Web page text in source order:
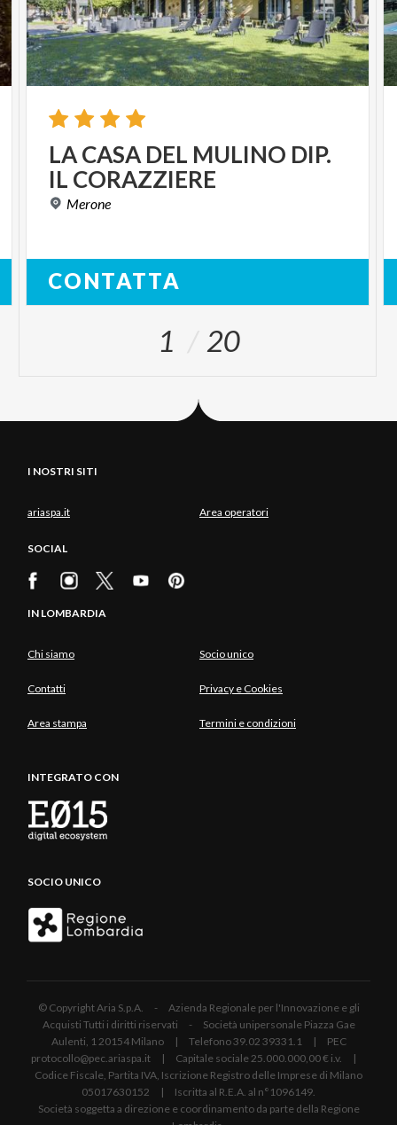
LACASA DEL MULINO DIP.
IL CORAZZIERE
Merone
CONTATTA
1 20
I NOSTRI SITI
ariaspa.it Area operatori
SOCIAL
IN LOMBARDIA
Chi siamo Socio unico
Contatti Privacy e Cookies
Area stampa Termini e condizioni
INTEGRATO CON
SOCIO UNICO
© Copyright Aria S.p.A. - Azienda Regionale per l'Innovazione e gli
Acquisti Tutti i diritti riservati - Società unipersonale Piazza Gae
Aulenti, 1 20154 Milano | Telefono 39.02 39331.1 | PEC
protocollo@pec.ariaspa.it | Capitale sociale 25.000.000,00 € i.v. |
Codice Fiscale, Partita IVA, Iscrizione Registro delle Imprese di Milano
05017630152 | Iscritta al R.E.A. al n°1096149.
Società soggetta a direzione e coordinamento da parte della Regione